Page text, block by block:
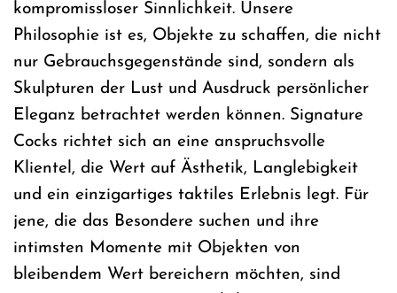
kompromissloser Sinnlichkeit. Unsere
Philosophie ist es, Objekte zu schaffen, die nicht
nur Gebrauchsgegenstände sind, sondern als
Skulpturen der Lust und Ausdruck persönlicher
Eleganz betrachtet werden können. Signature
Cocks richtet sich an eine anspruchsvolle
Klientel, die Wert auf Ästhetik, Langlebigkeit
und ein einzigartiges taktiles Erlebnis legt. Für
jene, die das Besondere suchen und ihre
intimsten Momente mit Objekten von
bleibendem Wert bereichern möchten, sind